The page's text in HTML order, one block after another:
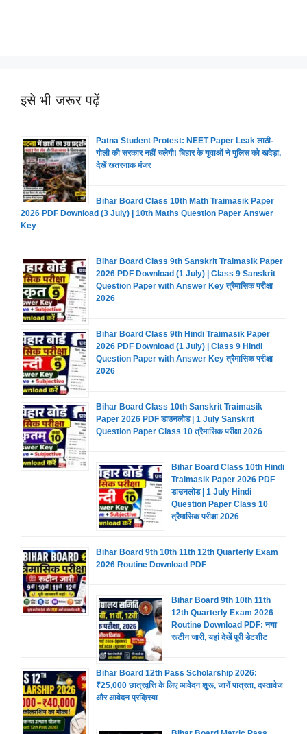
इसे भी जरूर पढ़ें
Patna Student Protest: NEET Paper Leak लाठी-
गोली की सरकार नहीं चलेगी! बिहार के युवाओं ने पुलिस को खदेड़ा,
देखें खतरनाक मंजर
Bihar Board Class 10th Math Traimasik Paper
2026 PDF Download (3 July) | 10th Maths Question Paper Answer
Key
Bihar Board Class 9th Sanskrit Traimasik Paper
2026 PDF Download (1 July) | Class 9 Sanskrit
Question Paper with Answer Key त्रैमासिक परीक्षा
2026
Bihar Board Class 9th Hindi Traimasik Paper
2026 PDF Download (1 July) | Class 9 Hindi
Question Paper with Answer Key त्रैमासिक परीक्षा
2026
Bihar Board Class 10th Sanskrit Traimasik
Paper 2026 PDF डाउनलोड | 1 July Sanskrit
Question Paper Class 10 त्रैमासिक परीक्षा 2026
Bihar Board Class 10th Hindi
Traimasik Paper 2026 PDF
डाउनलोड | 1 July Hindi
Question Paper Class 10
त्रैमासिक परीक्षा 2026
Bihar Board 9th 10th 11th 12th Quarterly Exam
2026 Routine Download PDF
Bihar Board 9th 10th 11th
12th Quarterly Exam 2026
Routine Download PDF: नया
रूटीन जारी, यहां देखें पूरी डेटशीट
Bihar Board 12th Pass Scholarship 2026:
₹25,000 छात्रवृत्ति के लिए आवेदन शुरू, जानें पात्रता, दस्तावेज
और आवेदन प्रक्रिया